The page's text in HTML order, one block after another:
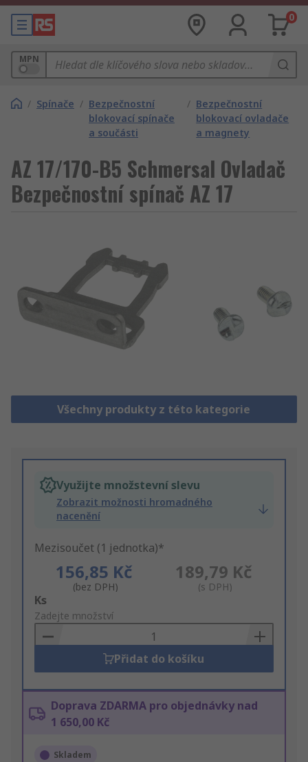
0
MPN
/ Spínače / Bezpečnostní
blokovací spínače
a součásti
/ Bezpečnostní
blokovací ovladače
a magnety
AZ 17/170-B5 Schmersal Ovladač
Bezpečnostní spínač AZ 17
Všechny produkty z této kategorie
Využijte množstevní slevu
Zobrazit možnosti hromadného
nacenění
Mezisoučet (1 jednotka)*
156,85 Kč
(bez DPH)
189,79 Kč
(s DPH)
Add
to
Basket
Ks
Zadejte množství
Přidat do košíku
Doprava ZDARMA pro objednávky nad
1 650,00 Kč
Skladem